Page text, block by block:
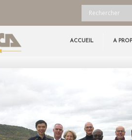
ACCUEIL A